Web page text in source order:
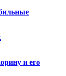
и его